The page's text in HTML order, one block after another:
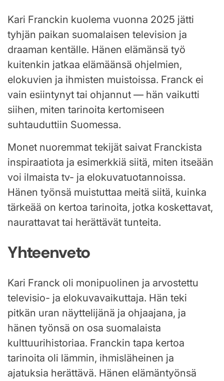
Kari Franckin kuolema vuonna 2025 jätti
tyhjän paikan suomalaisen television ja
draaman kentälle. Hänen elämänsä työ
kuitenkin jatkaa elämäänsä ohjelmien,
elokuvien ja ihmisten muistoissa. Franck ei
vain esiintynyt tai ohjannut — hän vaikutti
siihen, miten tarinoita kertomiseen
suhtauduttiin Suomessa.
Monet nuoremmat tekijät saivat Franckista
inspiraatiota ja esimerkkiä siitä, miten itseään
voi ilmaista tv- ja elokuvatuotannoissa.
Hänen työnsä muistuttaa meitä siitä, kuinka
tärkeää on kertoa tarinoita, jotka koskettavat,
naurattavat tai herättävät tunteita.
Yhteenveto
Kari Franck oli monipuolinen ja arvostettu
televisio- ja elokuvavaikuttaja. Hän teki
pitkän uran näyttelijänä ja ohjaajana, ja
hänen työnsä on osa suomalaista
kulttuurihistoriaa. Franckin tapa kertoa
tarinoita oli lämmin, ihmisläheinen ja
ajatuksia herättävä. Hänen elämäntyönsä